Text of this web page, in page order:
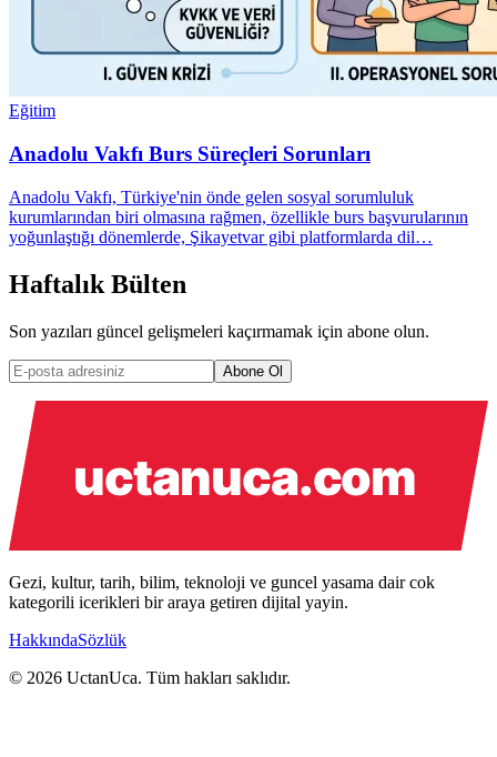
Eğitim
Anadolu Vakfı Burs Süreçleri Sorunları
Anadolu Vakfı, Türkiye'nin önde gelen sosyal sorumluluk
kurumlarından biri olmasına rağmen, özellikle burs başvurularının
yoğunlaştığı dönemlerde, Şikayetvar gibi platformlarda dil…
Haftalık Bülten
Son yazıları güncel gelişmeleri kaçırmamak için abone olun.
Abone Ol
Gezi, kultur, tarih, bilim, teknoloji ve guncel yasama dair cok
kategorili icerikleri bir araya getiren dijital yayin.
HakkındaSözlük
© 2026 UctanUca. Tüm hakları saklıdır.